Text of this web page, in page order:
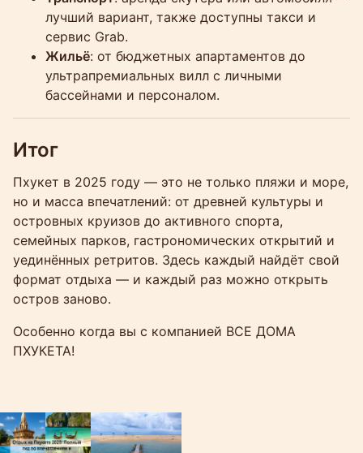
лучший вариант, также доступны такси и
сервис Grab.
Жильё: от бюджетных апартаментов до
ультрапремиальных вилл с личными
бассейнами и персоналом.
Итог
Пхукет в 2025 году — это не только пляжи и море,
но и масса впечатлений: от древней культуры и
островных круизов до активного спорта,
семейных парков, гастрономических открытий и
уединённых ретритов. Здесь каждый найдёт свой
формат отдыха — и каждый раз можно открыть
остров заново.
Особенно когда вы с компанией ВСЕ ДОМА
ПХУКЕТА!